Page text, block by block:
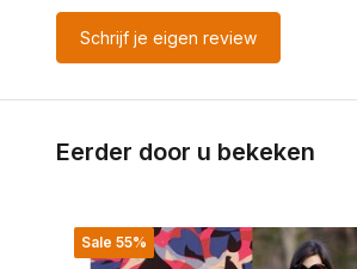
Schrijf je eigen review
Eerder door u bekeken
Sale 55%